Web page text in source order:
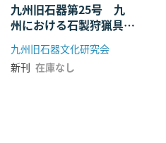
九州旧石器第25号 九
州における石製狩猟具研
究の新展開
九州旧石器文化研究会
新刊 在庫なし